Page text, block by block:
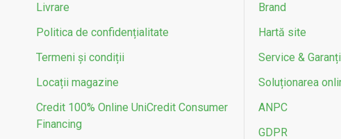
Livrare
Politica de confidențialitate
Termeni și condiții
Locații magazine
Credit 100% Online UniCredit Consumer
Financing
Brand
Hartă site
Service &
Soluționarea
ANPC
GDPR